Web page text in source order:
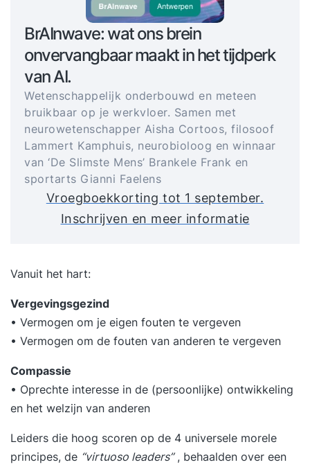
BrAInwave: wat ons brein
onvervangbaar maakt in het tijdperk
van AI.
Wetenschappelijk onderbouwd en meteen
bruikbaar op je werkvloer. Samen met
neurowetenschapper Aisha Cortoos, filosoof
Lammert Kamphuis, neurobioloog en winnaar
van ‘De Slimste Mens’ Brankele Frank en
sportarts Gianni Faelens
Vroegboekkorting tot 1 september.
Inschrijven en meer informatie
Vanuit het hart:
Vergevingsgezind
• Vermogen om je eigen fouten te vergeven
• Vermogen om de fouten van anderen te vergeven
Compassie
• Oprechte interesse in de (persoonlijke) ontwikkeling
en het welzijn van anderen
Leiders die hoog scoren op de 4 universele morele
principes, de “virtuoso leaders”, behaalden over een